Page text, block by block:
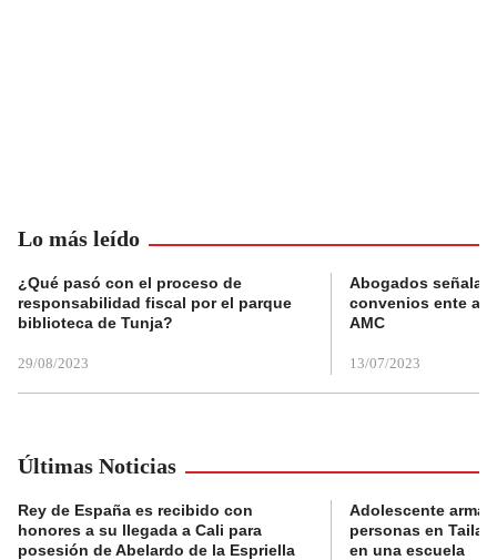
Lo más leído
¿Qué pasó con el proceso de
responsabilidad fiscal por el parque
biblioteca de Tunja?
29/08/2023
Abogados
convenios ente
AMC
13/07/2023
Últimas Noticias
Rey de España es recibido con
honores a su llegada a Cali para
posesión de Abelardo de la Espriella
Adolescente
personas en
en una escuela